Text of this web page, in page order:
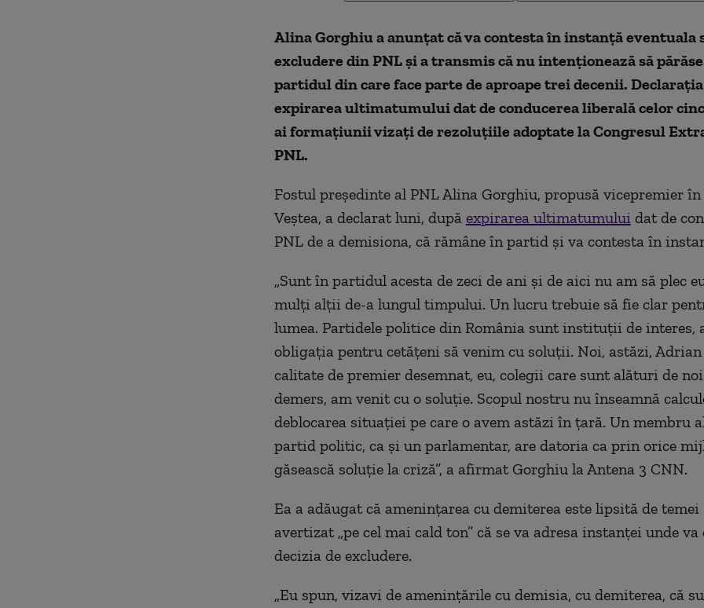
Alina Gorghiu a anunțat că va contesta în instanță eventuala
excludere din PNL și a transmis că nu intenționează să
partidul din care face parte de aproape trei decenii.
expirarea ultimatumului dat de conducerea liberală celor
ai formațiunii vizați de rezoluțiile adoptate la Congresul
PNL.
Fostul preşedinte al PNL Alina Gorghiu, propusă vicepremier
Veştea, a declarat luni, după expirarea ultimatumuluidat de
PNL de a demisiona, că rămâne în partid şi va contesta în
„Sunt în partidul acesta de zeci de ani şi de aici nu am să plec
mulţi alţii de-a lungul timpului. Un lucru trebuie să fie clar
lumea. Partidele politice din România sunt instituţii de interes,
obligaţia pentru cetăţeni să venim cu soluţii. Noi, astăzi, Adrian
calitate de premier desemnat, eu, colegii care sunt alături de
demers, am venit cu o soluţie. Scopul nostru nu înseamnă
deblocarea situaţiei pe care o avem astăzi în ţară. Un membru
partid politic, ca şi un parlamentar, are datoria ca prin orice
găsească soluţie la criză”, a afirmat Gorghiu la Antena 3 CNN.
Ea a adăugat că ameninţarea cu demiterea este lipsită de temei
avertizat „pe cel mai cald ton” că se va adresa instanței unde va
decizia de excludere.
„Eu spun, vizavi de ameninţările cu demisia, cu demiterea, că